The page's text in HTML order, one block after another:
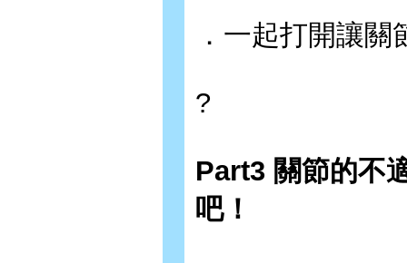
．一起打開讓
?
Part3 關節的不
吧！